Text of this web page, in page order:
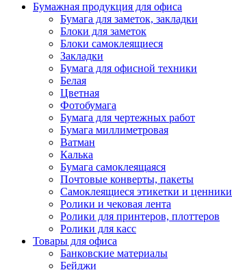
Бумажная продукция для офиса
Бумага для заметок, закладки
Блоки для заметок
Блоки самоклеящиеся
Закладки
Бумага для офисной техники
Белая
Цветная
Фотобумага
Бумага для чертежных работ
Бумага миллиметровая
Ватман
Калька
Бумага самоклеящаяся
Почтовые конверты, пакеты
Самоклеящиеся этикетки и ценники
Ролики и чековая лента
Ролики для принтеров, плоттеров
Ролики для касс
Товары для офиса
Банковские материалы
Бейджи